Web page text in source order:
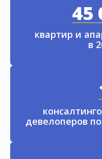
45
квартир и
в
девелоперов